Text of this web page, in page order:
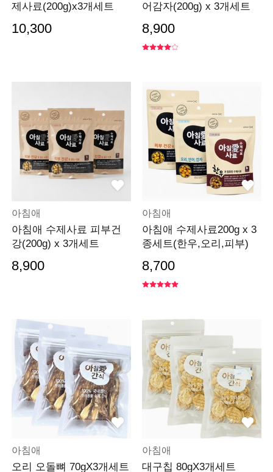
제사료(200g)x3개세트
10,300
어감자(200g) x 3개세트
8,900
아침애
아침애 수제사료 피부건
강(200g) x 3개세트
8,900
아침애
아침애 수제사료200g x 3
종세트(한우,오리,피부)
8,700
아침애
오리 오돌뼈 70gX3개세트
아침애
대구칩 80gX3개세트